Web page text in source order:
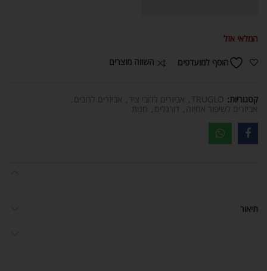
המלאי אזל
הוסף למועדפים השווה מוצרים
קטגוריות: TRUGLO אביזרים לרובי ציד אביזרים לרובים
אביזרים לשיפור אחיזה
דורגלים חנות
תיאור